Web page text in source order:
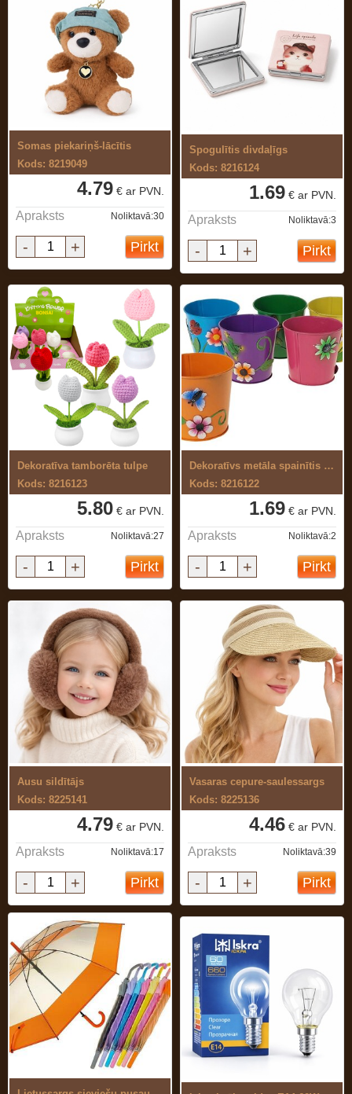
Somas piekariņš-lācītis
Kods: 8219049
4.79 € ar PVN.
Apraksts Noliktavā:30
- + Pirkt
Spogulītis divdaļīgs
Kods: 8216124
1.69 € ar PVN.
Apraksts Noliktavā:3
- + Pirkt
Dekoratīva tamborēta tulpe
Kods: 8216123
5.80 € ar PVN.
Apraksts Noliktavā:27
- + Pirkt
Dekoratīvs metāla spainītis ziediem
Kods: 8216122
1.69 € ar PVN.
Apraksts Noliktavā:2
- + Pirkt
Ausu sildītājs
Kods: 8225141
4.79 € ar PVN.
Apraksts Noliktavā:17
- + Pirkt
Vasaras cepure-saulessargs
Kods: 8225136
4.46 € ar PVN.
Apraksts Noliktavā:39
- + Pirkt